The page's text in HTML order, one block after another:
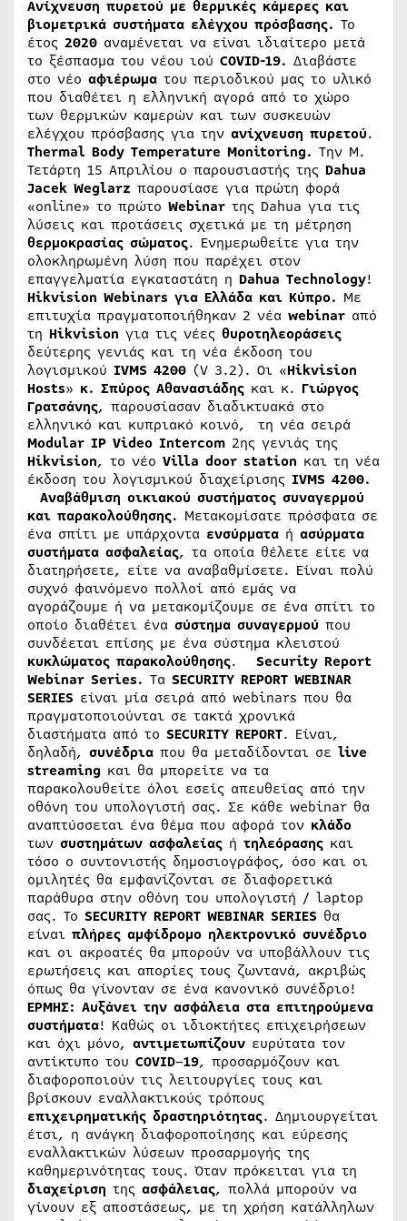
Ανίχνευση πυρετού με θερμικές κάμερες και
βιομετρικά συστήματα ελέγχου πρόσβασης. Το
έτος 2020 αναμένεται να είναι ιδιαίτερο μετά
το ξέσπασμα του νέου ιού COVID-19. Διαβάστε
στο νέο αφιέρωμα του περιοδικού μας το υλικό
που διαθέτει η ελληνική αγορά από το χώρο
των θερμικών καμερών και των συσκευών
ελέγχου πρόσβασης για την ανίχνευση πυρετού.
Thermal Body Temperature Monitoring. Την Μ.
Τετάρτη 15 Απριλίου ο παρουσιαστής της Dahua
Jacek Weglarz παρουσίασε για πρώτη φορά
«online» το πρώτο Webinar της Dahua για τις
λύσεις και προτάσεις σχετικά με τη μέτρηση
θερμοκρασίας σώματος. Ενημερωθείτε για την
ολοκληρωμένη λύση που παρέχει στον
επαγγελματία εγκαταστάτη η Dahua Technology!
Hikvision Webinars για Ελλάδα και Κύπρο. Με
επιτυχία πραγματοποιήθηκαν 2 νέα webinar από
τη Hikvision για τις νέες θυροτηλεοράσεις
δεύτερης γενιάς και τη νέα έκδοση του
λογισμικού IVMS 4200 (V 3.2). Οι «Hikvision
Hosts» κ. Σπύρος Αθανασιάδης και κ. Γιώργος
Γρατσάνης, παρουσίασαν διαδικτυακά στο
ελληνικό και κυπριακό κοινό, τη νέα σειρά
Modular IP Video Intercom 2ης γενιάς της
Hikvision, το νέο Villa door station και τη νέα
έκδοση του λογισμικού διαχείρισης IVMS 4200.
Αναβάθμιση οικιακού συστήματος συναγερμού
και παρακολούθησης. Μετακομίσατε πρόσφατα σε
ένα σπίτι με υπάρχοντα ενσύρματα ή ασύρματα
συστήματα ασφαλείας, τα οποία θέλετε είτε να
διατηρήσετε, είτε να αναβαθμίσετε. Είναι πολύ
συχνό φαινόμενο πολλοί από εμάς να
αγοράζουμε ή να μετακομίζουμε σε ένα σπίτι το
οποίο διαθέτει ένα σύστημα συναγερμού που
συνδέεται επίσης με ένα σύστημα κλειστού
κυκλώματος παρακολούθησης. Security Report
Webinar Series. Τα SECURITY REPORT WEBINAR
SERIES είναι μία σειρά από webinars που θα
πραγματοποιούνται σε τακτά χρονικά
διαστήματα από το SECURITY REPORT. Είναι,
δηλαδή, συνέδρια που θα μεταδίδονται σε live
streaming και θα μπορείτε να τα
παρακολουθείτε όλοι εσείς απευθείας από την
οθόνη του υπολογιστή σας. Σε κάθε webinar θα
αναπτύσσεται ένα θέμα που αφορά τον κλάδο
των συστημάτων ασφαλείας ή τηλεόρασης και
τόσο ο συντονιστής δημοσιογράφος, όσο και οι
ομιλητές θα εμφανίζονται σε διαφορετικά
παράθυρα στην οθόνη του υπολογιστή / laptop
σας. Το SECURITY REPORT WEBINAR SERIES θα
είναι πλήρες αμφίδρομο ηλεκτρονικό συνέδριο
και οι ακροατές θα μπορούν να υποβάλλουν τις
ερωτήσεις και απορίες τους ζωντανά, ακριβώς
όπως θα γίνονταν σε ένα κανονικό συνέδριο!
ΕΡΜΗΣ: Αυξάνει την ασφάλεια στα επιτηρούμενα
συστήματα! Καθώς οι ιδιοκτήτες επιχειρήσεων
και όχι μόνο, αντιμετωπίζουν ευρύτατα τον
αντίκτυπο του COVID–19, προσαρμόζουν και
διαφοροποιούν τις λειτουργίες τους και
βρίσκουν εναλλακτικούς τρόπους
επιχειρηματικής δραστηριότητας. Δημιουργείται
έτσι, η ανάγκη διαφοροποίησης και εύρεσης
εναλλακτικών λύσεων προσαρμογής της
καθημερινότητας τους. Όταν πρόκειται για τη
διαχείριση της ασφάλειας, πολλά μπορούν να
γίνουν εξ αποστάσεως, με τη χρήση κατάλληλων